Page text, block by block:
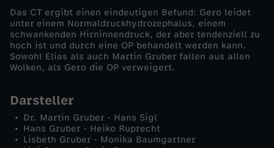
l
i
c
h
Das CT ergibt einen eindeutigen Befund: Gero leidet
unter einem Normaldruckhydrozephalus, einem
schwankenden Hirninnendruck, der aber tendenziell zu
hoch ist und durch eine OP behandelt werden kann.
Sowohl Elias als auch Martin Gruber fallen aus allen
Wolken, als Gero die OP verweigert.
Darsteller
Dr. Martin Gruber - Hans Sigl
Hans Gruber - Heiko Ruprecht
Lisbeth Gruber - Monika Baumgartner